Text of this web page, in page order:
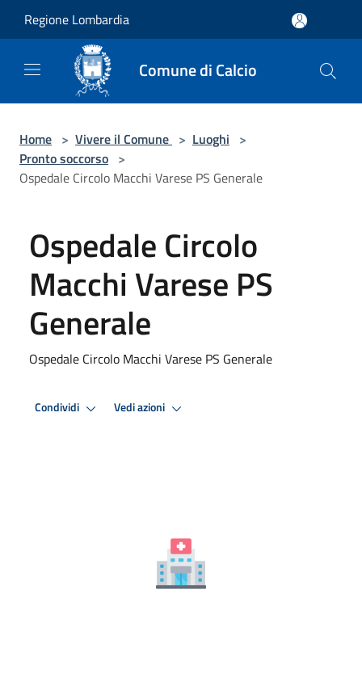
Regione Lombardia
Comune di Calcio
Home > Vivere il Comune > Luoghi >
Pronto soccorso >
Ospedale Circolo Macchi Varese PS Generale
Ospedale Circolo
Macchi Varese PS
Generale
Ospedale Circolo Macchi Varese PS Generale
Condividi Vedi azioni